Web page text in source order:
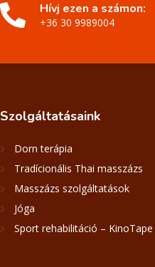
Hívj ezen a számon:
+36 30 9989004
Szolgáltatásaink
Dorn terápia
Tradícionális Thai masszázs
Masszázs szolgáltatások
Jóga
Sport rehabilitáció – KinoTape